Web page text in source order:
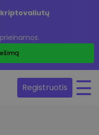
Registruotis